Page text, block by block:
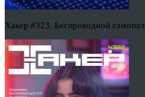
Хакер #323. Беспроводной самопал